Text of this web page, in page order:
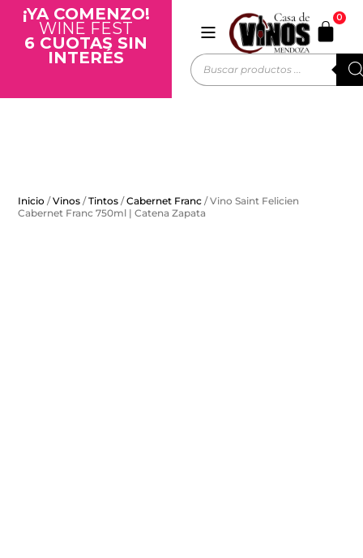
¡YA COMENZO!
WINE FEST
6 CUOTAS SIN
INTERÉS
0
Inicio /Vinos /Tintos /Cabernet Franc / Vino Saint Felicien
Cabernet Franc 750ml | Catena Zapata